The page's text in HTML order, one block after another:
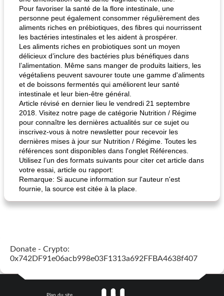
Pour favoriser la santé de la flore intestinale, une
personne peut également consommer régulièrement des
aliments riches en prébiotiques, des fibres qui nourrissent
les bactéries intestinales et les aident à prospérer.
Les aliments riches en probiotiques sont un moyen
délicieux d’inclure des bactéries plus bénéfiques dans
l’alimentation. Même sans manger de produits laitiers, les
végétaliens peuvent savourer toute une gamme d'aliments
et de boissons fermentés qui améliorent leur santé
intestinale et leur bien-être général.
Article révisé en dernier lieu le vendredi 21 septembre
2018. Visitez notre page de catégorie Nutrition / Régime
pour connaître les dernières actualités sur ce sujet ou
inscrivez-vous à notre newsletter pour recevoir les
dernières mises à jour sur Nutrition / Régime. Toutes les
références sont disponibles dans l'onglet Références.
Utilisez l’un des formats suivants pour citer cet article dans
votre essai, article ou rapport:
Remarque: Si aucune information sur l'auteur n'est
fournie, la source est citée à la place.
Donate - Crypto:
0x742DF91e06acb998e03F1313a692FFBA4638f407
Plan du site